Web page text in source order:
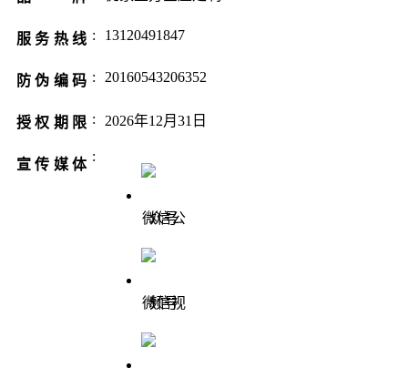
服务热线 : 13120491847
防伪编码 : 20160543206352
授权期限 : 2026年12月31日
宣传媒体
:
微信公众号
微信视频号